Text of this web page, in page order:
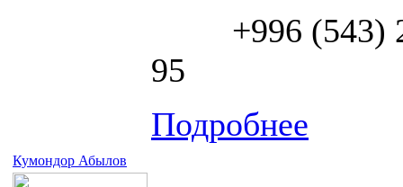
+996 (543)
95
Подробнее
Кумондор Абылов